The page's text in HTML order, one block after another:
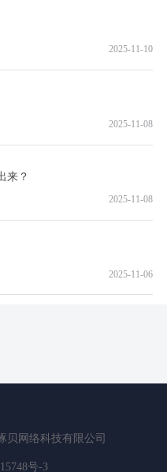
2025-11-10
2025-11-08
来？
2025-11-08
2025-11-06
贝网络科技有限公司
号-3